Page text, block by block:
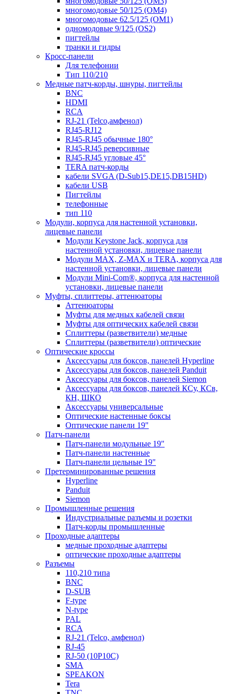
многомодовые 50/125 (OM4)
многомодовые 62.5/125 (OM1)
одномодовые 9/125 (OS2)
пигтейлы
транки и гидры
Кросс-панели
Для телефонии
Тип 110/210
Медные патч-корды, шнуры, пигтейлы
BNC
HDMI
RCA
RJ-21 (Telco,амфенол)
RJ45-RJ12
RJ45-RJ45 обычные 180°
RJ45-RJ45 реверсивные
RJ45-RJ45 угловые 45°
TERA патч-корды
кабели SVGA (D-Sub15,DE15,DB15HD)
кабели USB
Пигтейлы
телефонные
тип 110
Модули, корпуса для настенной установки,
лицевые панели
Модули Keystone Jack, корпуса для
настенной установки, лицевые панели
Модули MAX, Z-MAX и TERA, корпуса для
настенной установки, лицевые панели
Модули Mini-Com®, корпуса для настенной
установки, лицевые панели
Муфты, сплиттеры, аттенюаторы
Аттенюаторы
Муфты для медных кабелей связи
Муфты для оптических кабелей связи
Сплиттеры (разветвители) медные
Сплиттеры (разветвители) оптические
Оптические кроссы
Аксессуары для боксов, панелей Hyperline
Аксессуары для боксов, панелей Panduit
Аксессуары для боксов, панелей Siemon
Аксессуары для боксов, панелей КСу, КСв,
КН, ШКО
Аксессуары универсальные
Оптические настенные боксы
Оптические панели 19"
Патч-панели
Патч-панели модульные 19"
Патч-панели настенные
Патч-панели цельные 19"
Претерминированные решения
Hyperline
Panduit
Siemon
Промышленные решения
Индустриальные разъемы и розетки
Патч-корды промышленные
Проходные адаптеры
медные проходные адаптеры
оптические проходные адаптеры
Разъемы
110,210 типа
BNC
D-SUB
F-type
N-type
PAL
RCA
RJ-21 (Telco, амфенол)
RJ-45
RJ-50 (10P10C)
SMA
SPEAKON
Tera